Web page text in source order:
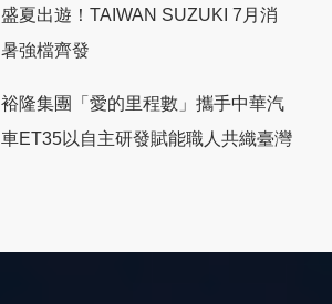
盛夏出遊！TAIWAN SUZUKI 7月消
暑強檔齊發
裕隆集團「愛的里程數」攜手中華汽
車ET35以自主研發賦能職人共織臺灣